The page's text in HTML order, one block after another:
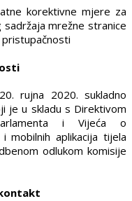
korektivne mjere za
mrežne stranice
pristupačnosti
rujna 2020. sukladno
je u skladu s Direktivom
i Vijeća o
mobilnih aplikacija tijela
odlukom komisije